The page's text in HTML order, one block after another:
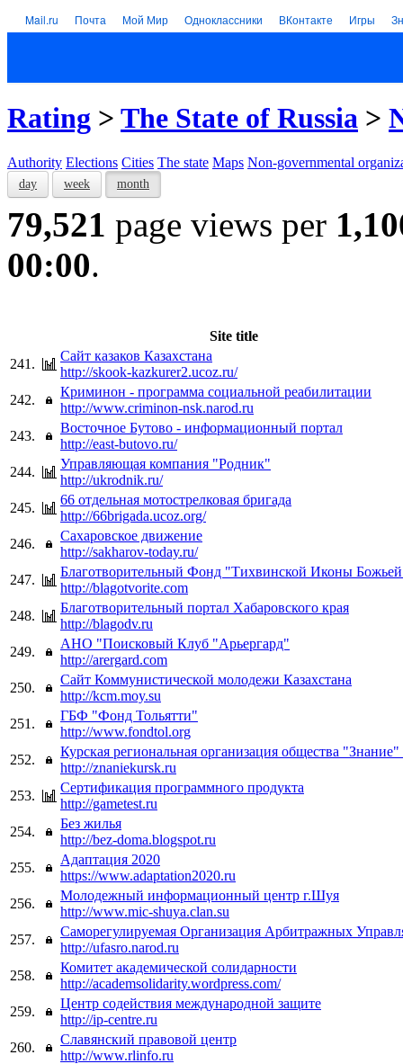
Mail.ru Почта Мой Мир Одноклассники ВКонтакте Игры
Rating > The State of Russia >
Authority Elections Cities The state Maps Non-governmental
day week month
79,521 page views per
00:00.
Site title
241.
Сайт казаков Казахстана
http://skook-kazkurer2.ucoz.ru/
242.
Криминон - программа социальной реабилитации
http://www.criminon-nsk.narod.ru
243.
Восточное Бутово - информационный портал
http://east-butovo.ru/
244.
Управляющая компания "Родник"
http://ukrodnik.ru/
245.
66 отдельная мотострелковая бригада
http://66brigada.ucoz.org/
246.
Сахаровское движение
http://sakharov-today.ru/
247.
Благотворительный Фонд "Тихвинской Иконы
http://blagotvorite.com
248.
Благотворительный портал Хабаровского края
http://blagodv.ru
249.
АНО "Поисковый Клуб "Арьергард"
http://arergard.com
250.
Сайт Коммунистической молодежи Казахстана
http://kcm.moy.su
251.
ГБФ "Фонд Тольятти"
http://www.fondtol.org
252.
Курская региональная организация общества
http://znaniekursk.ru
253.
Сертификация программного продукта
http://gametest.ru
254.
Без жилья
http://bez-doma.blogspot.ru
255.
Адаптация 2020
https://www.adaptation2020.ru
256.
Молодежный информационный центр г.Шуя
http://www.mic-shuya.clan.su
257.
Саморегулируемая Организация Арбитражных
http://ufasro.narod.ru
258.
Комитет академической солидарности
http://academsolidarity.wordpress.com/
259.
Центр содействия международной защите
http://ip-centre.ru
260.
Славянский правовой центр
http://www.rlinfo.ru